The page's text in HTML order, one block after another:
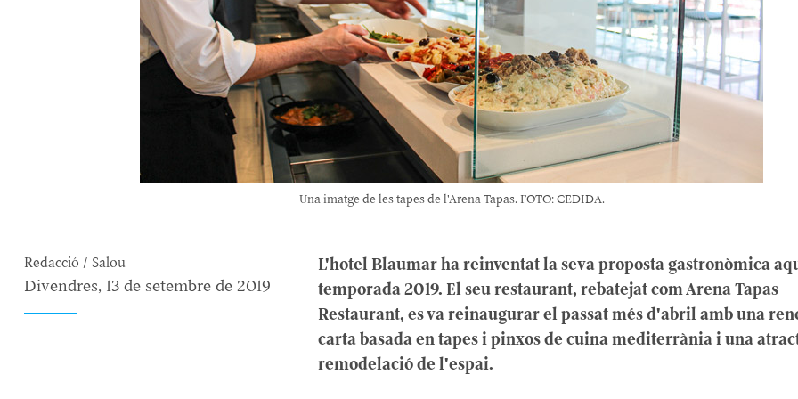
Una imatge de les tapes de l'Arena Tapas. FOTO: CEDIDA.
Redacció / Salou
Divendres, 13 de setembre de 2019
L'hotel Blaumar ha reinventat la seva proposta gastronòmica
temporada 2019. El seu restaurant, rebatejat com Arena Tapas
Restaurant, es va reinaugurar el passat més d'abril amb una
carta basada en tapes i pinxos de cuina mediterrània i una
remodelació de l'espai.